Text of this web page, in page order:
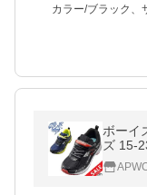
カラー/ブラック、
ボーイ
ズ 15-
足
運動靴